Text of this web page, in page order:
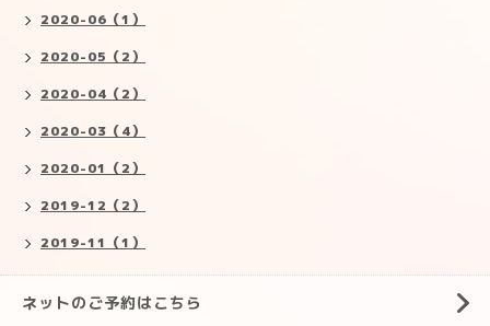
2020-06（1）
2020-05（2）
2020-04（2）
2020-03（4）
2020-01（2）
2019-12（2）
2019-11（1）
ネットのご予約はこちら